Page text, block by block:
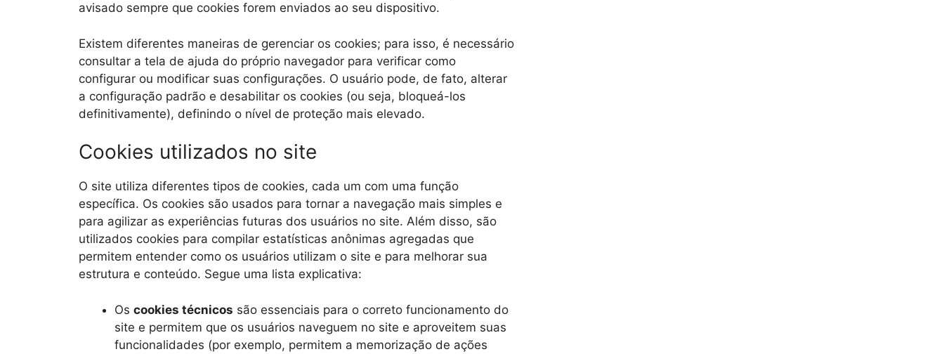
avisado sempre que cookies forem enviados ao seu dispositivo.
Existem diferentes maneiras de gerenciar os cookies; para isso, é necessário
consultar a tela de ajuda do próprio navegador para verificar como
configurar ou modificar suas configurações. O usuário pode, de fato, alterar
a configuração padrão e desabilitar os cookies (ou seja, bloqueá-los
definitivamente), definindo o nível de proteção mais elevado.
Cookies utilizados no site
O site utiliza diferentes tipos de cookies, cada um com uma função
específica. Os cookies são usados para tornar a navegação mais simples e
para agilizar as experiências futuras dos usuários no site. Além disso, são
utilizados cookies para compilar estatísticas anônimas agregadas que
permitem entender como os usuários utilizam o site e para melhorar sua
estrutura e conteúdo. Segue uma lista explicativa:
Os cookies técnicos são essenciais para o correto funcionamento do
site e permitem que os usuários naveguem no site e aproveitem suas
funcionalidades (por exemplo, permitem a memorização de ações